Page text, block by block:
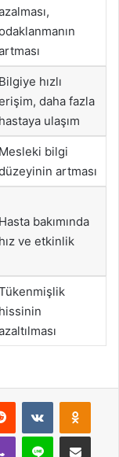
Bilgiye hızlı
daha fazla
hastaya ulaşım
Mesleki bilgi
artması
Hasta bakımında
hız ve etkinlik
hissinin
Reddit VKontakte
Viber Line E-Posta ile